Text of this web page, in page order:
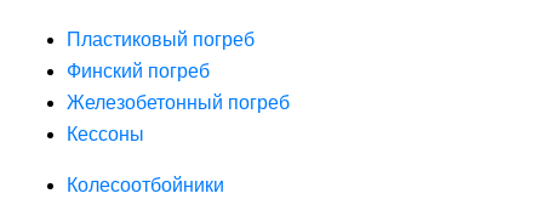
Пластиковый погреб
Финский погреб
Железобетонный погреб
Кессоны
Колесоотбойники